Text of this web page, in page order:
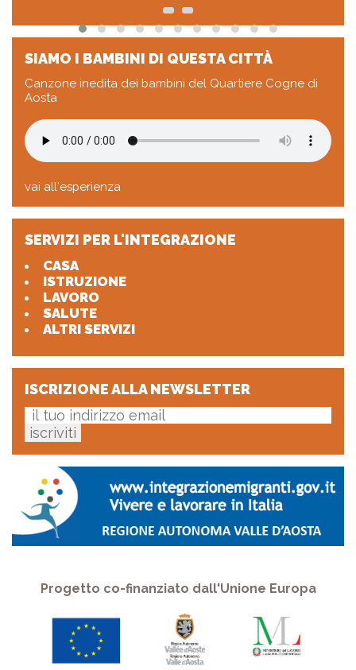
SIAMO I BAMBINI DI QUESTA CITTÀ
Canzone inedita dei bambini del Quartiere Cogne di
Aosta
vai all'esperienza
SERVIZI PER L'INTEGRAZIONE
CASA
ISTRUZIONE
LAVORO
SALUTE
ALTRI SERVIZI
ISCRIZIONE ALLA NEWSLETTER
Progetto co-finanziato dall'Unione Europa